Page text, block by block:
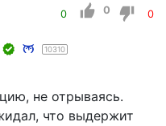
0 0 0
10310
не отрываясь.
что выдержит